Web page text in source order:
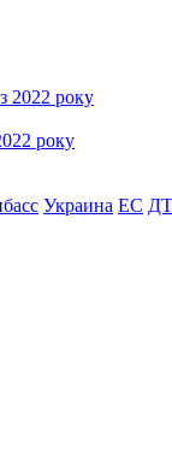
року
Украина ЕС